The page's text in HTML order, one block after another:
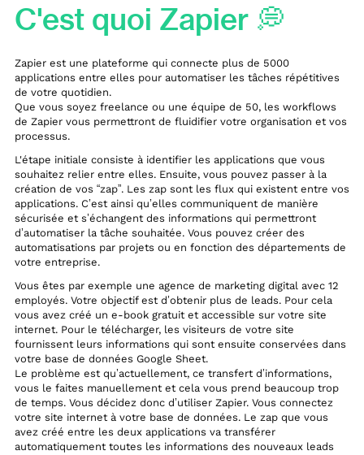
C'est quoi Zapier 💭
Zapier est une plateforme qui connecte plus de 5000
applications entre elles pour automatiser les tâches répétitives
de votre quotidien.
Que vous soyez freelance ou une équipe de 50, les workflows
de Zapier vous permettront de fluidifier votre organisation et vos
processus.
L'étape initiale consiste à identifier les applications que vous
souhaitez relier entre elles. Ensuite, vous pouvez passer à la
création de vos “zap”. Les zap sont les flux qui existent entre vos
applications. C’est ainsi qu’elles communiquent de manière
sécurisée et s’échangent des informations qui permettront
d’automatiser la tâche souhaitée. Vous pouvez créer des
automatisations par projets ou en fonction des départements de
votre entreprise.
Vous êtes par exemple une agence de marketing digital avec 12
employés. Votre objectif est d’obtenir plus de leads. Pour cela
vous avez créé un e-book gratuit et accessible sur votre site
internet. Pour le télécharger, les visiteurs de votre site
fournissent leurs informations qui sont ensuite conservées dans
votre base de données Google Sheet.
Le problème est qu’actuellement, ce transfert d’informations,
vous le faites manuellement et cela vous prend beaucoup trop
de temps. Vous décidez donc d’utiliser Zapier. Vous connectez
votre site internet à votre base de données. Le zap que vous
avez créé entre les deux applications va transférer
automatiquement toutes les informations des nouveaux leads